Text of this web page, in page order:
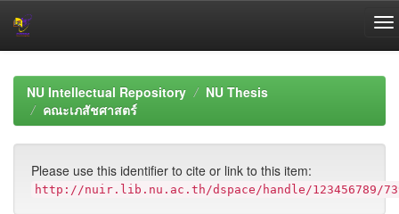
navigationNU Intellectual Repository
NU Thesis
คณะเภสัชศาสตร์
Please use this identifier to cite or link to this item:
http://nuir.lib.nu.ac.th/dspace/handle/123456789/